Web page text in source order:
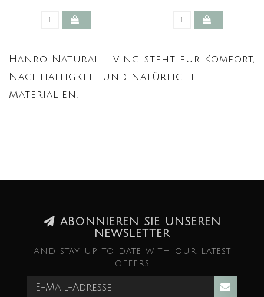
Hanro Natural Living steht für Komfort,
Nachhaltigkeit und natürliche
Materialien.
ABONNIEREN SIE UNSEREN
NEWSLETTER
And stay up to date with our latest
offers